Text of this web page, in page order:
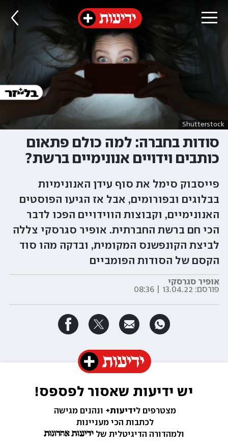
Shutterstock
סודות בחברה: למה כולם פתאום
כותבים וידויים אנונימיים ברשת?
פייסבוק סימל את סוף עידן האנונימיות
בבלוגים ובפורומים, אבל אז הגיעו הפוסטים
האנונימיים, וקבוצות הווידויים הפכו לדבר
הכי חם ברשת החברתית. אופיר סגרסקי צללה
לביצת הקונפשנס המקומית, ובדקה מהו סוד
הקסם של הסודות הפומביים
אופיר סגרסקי
פורסם: 13.04.22 | 08:36
יש ידיעות שאסור לפספס!
מצטרפים לידיעות+ ונהנים מגישה
לכתבות הכי מעניינות
ולמהדורה הדיגיטלית של